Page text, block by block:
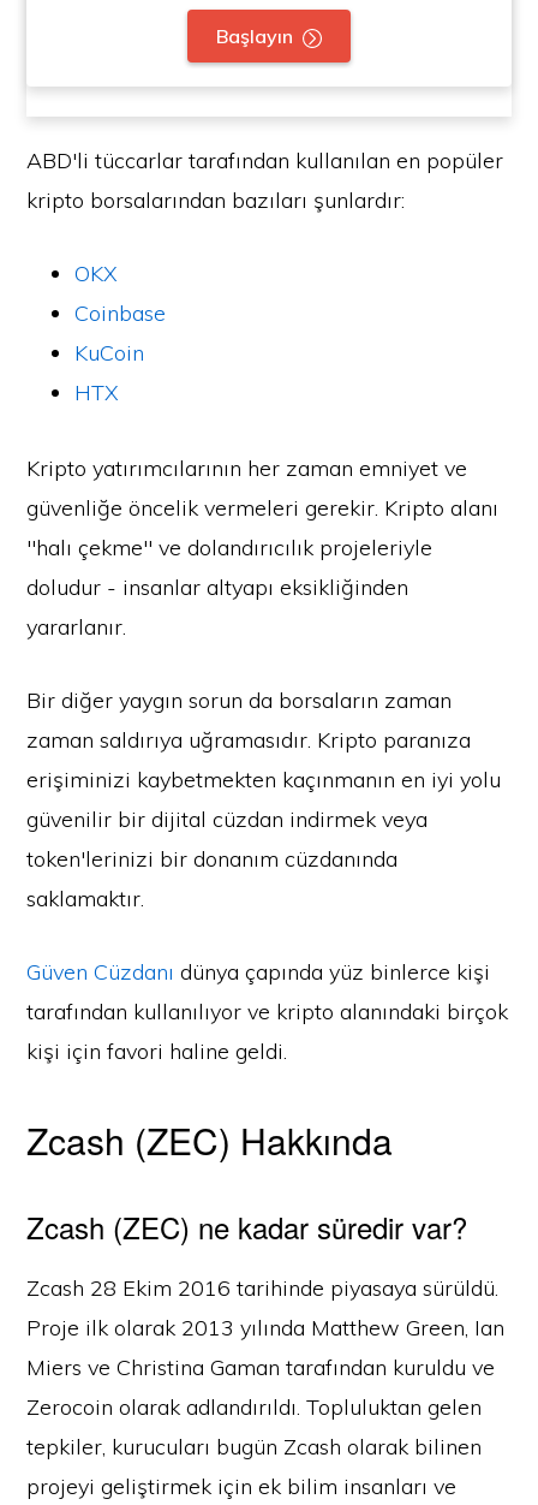
Başlayın
ABD'li tüccarlar tarafından kullanılan en popüler
kripto borsalarından bazıları şunlardır:
OKX
Coinbase
KuCoin
HTX
Kripto yatırımcılarının her zaman emniyet ve
güvenliğe öncelik vermeleri gerekir. Kripto alanı
"halı çekme" ve dolandırıcılık projeleriyle
doludur - insanlar altyapı eksikliğinden
yararlanır.
Bir diğer yaygın sorun da borsaların zaman
zaman saldırıya uğramasıdır. Kripto paranıza
erişiminizi kaybetmekten kaçınmanın en iyi yolu
güvenilir bir dijital cüzdan indirmek veya
token'lerinizi bir donanım cüzdanında
saklamaktır.
Güven Cüzdanı dünya çapında yüz binlerce kişi
tarafından kullanılıyor ve kripto alanındaki birçok
kişi için favori haline geldi.
Zcash (ZEC) Hakkında
Zcash (ZEC) ne kadar süredir var?
Zcash 28 Ekim 2016 tarihinde piyasaya sürüldü.
Proje ilk olarak 2013 yılında Matthew Green, Ian
Miers ve Christina Gaman tarafından kuruldu ve
Zerocoin olarak adlandırıldı. Topluluktan gelen
tepkiler, kurucuları bugün Zcash olarak bilinen
projeyi geliştirmek için ek bilim insanları ve